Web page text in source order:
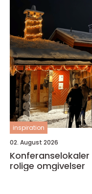
inspiration
02. August 2026
Konferanselokaler oslo faglige
rolige omgivelser